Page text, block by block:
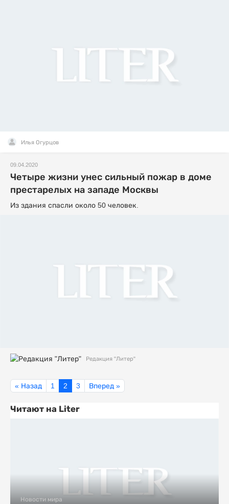
Илья Огурцов
09.04.2020
Четыре жизни унес сильный пожар в доме
престарелых на западе Москвы
Из здания спасли около 50 человек.
Редакция "Литер"
« Назад 1 2 3 Вперед »
Читают на Liter
Новости мира